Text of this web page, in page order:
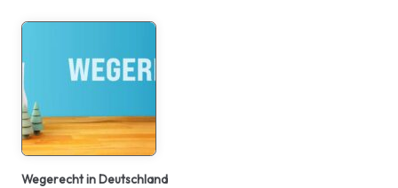
Wegerecht in Deutschland